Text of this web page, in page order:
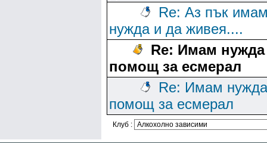
Re: Аз пък
нужда и да живея....
Re: Имам нужда
помощ за есмерал
Re: Имам
помощ за есмерал
Клуб :